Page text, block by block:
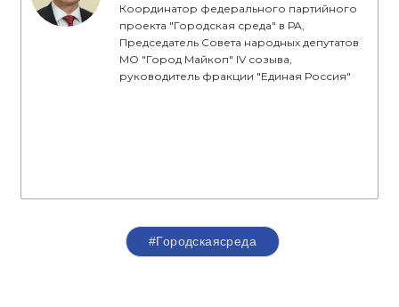
Координатор федерального партийного
проекта "Городская среда" в РА,
Председатель Совета народных депутатов
МО "Город Майкоп" IV созыва,
руководитель фракции "Единая Россия"
#Городскаясреда